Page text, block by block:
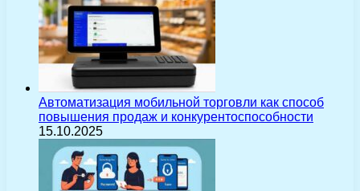
Автоматизация мобильной торговли как способ
повышения продаж и конкурентоспособности
15.10.2025